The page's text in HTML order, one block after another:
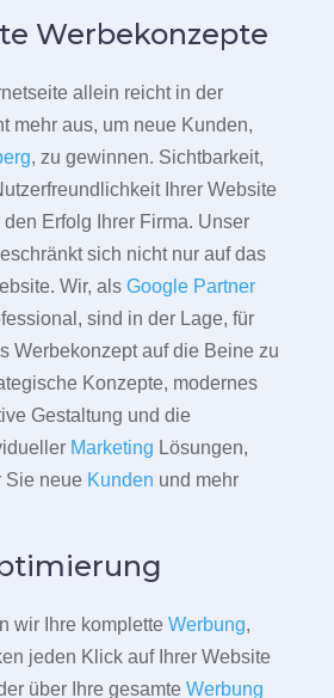
Werbekonzepte
allein reicht in der
mehr aus, um neue Kunden,
, zu gewinnen. Sichtbarkeit,
Ihrer Website
Erfolg Ihrer Firma. Unser
sich nicht nur auf das
Wir, als Google Partner
sind in der Lage, für
Werbekonzept auf die Beine zu
Konzepte, modernes
Gestaltung und die
Marketing Lösungen,
Sie neue Kunden und mehr
wir Ihre komplette Werbung,
jeden Klick auf Ihrer Website
über Ihre gesamte Werbung